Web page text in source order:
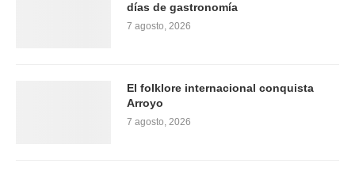
días de gastronomía
7 agosto, 2026
El folklore internacional conquista
Arroyo
7 agosto, 2026